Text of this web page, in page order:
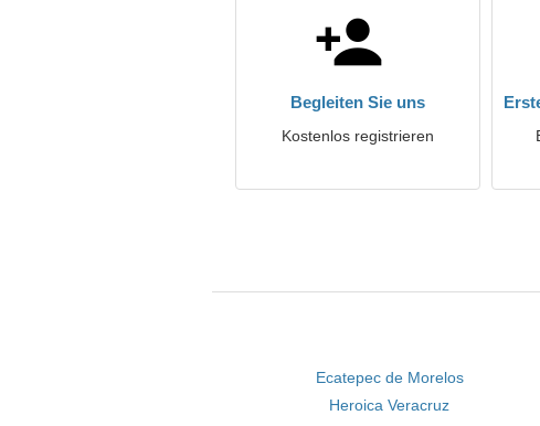
Begleiten Sie uns
Kostenlos registrieren
Ecatepec de Morelos
Heroica Veracruz